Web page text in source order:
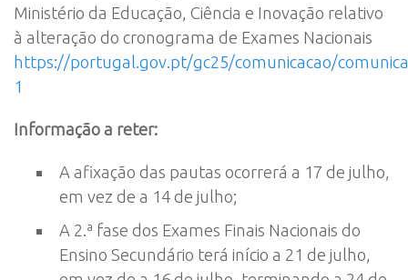
Ministério da Educação, Ciência e Inovação relativo
à alteração do cronograma de Exames Nacionais
https://portugal.gov.pt/gc25/comunicacao/
1
Informação a reter:
A afixação das pautas ocorrerá a 17 de julho,
em vez de a 14 de julho;
A 2.ª fase dos Exames Finais Nacionais do
Ensino Secundário terá início a 21 de julho,